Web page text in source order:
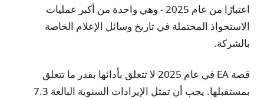
اعتبارًا من عام 2025 - وهي واحدة من أكبر عمليات
الاستحواذ المحتملة في تاريخ وسائل الإعلام الخاصة
بالشركة.
قصة EA في عام 2025 لا تتعلق بأدائها بقدر ما تتعلق
بمستقبلها. يجب أن تمثل الإيرادات السنوية البالغة 7.3